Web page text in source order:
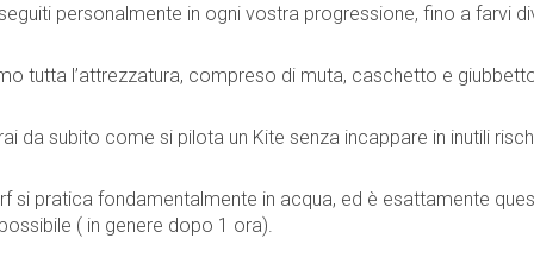
personalmente in ogni vostra progressione, fino a farvi
tutta l’attrezzatura, compreso di muta, caschetto e
da subito come si pilota un Kite senza incappare in inutili
si pratica fondamentalmente in acqua, ed è esattamente
( in genere dopo 1 ora).